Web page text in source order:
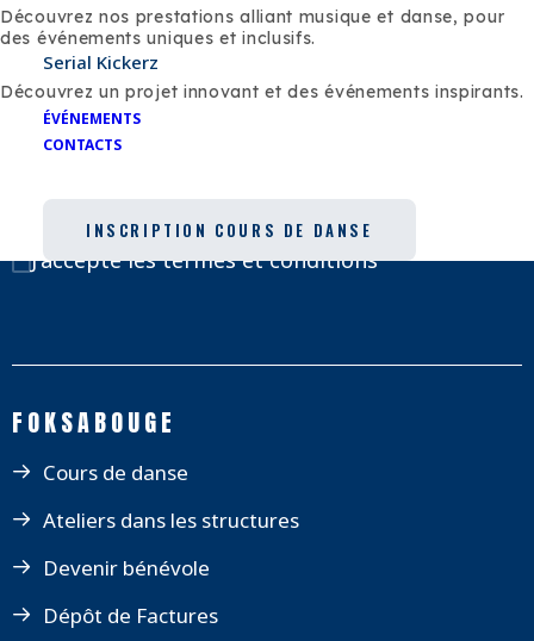
Découvrez nos prestations alliant musique et danse, pour
des événements uniques et inclusifs.
Serial Kickerz
Découvrez un projet innovant et des événements inspirants.
ÉVÉNEMENTS
CONTACTS
INSCRIPTION COURS DE DANSE
J'accepteles termes et conditions
FOKSABOUGE
Cours de danse
Ateliers dans les structures
Devenir bénévole
Dépôt de Factures